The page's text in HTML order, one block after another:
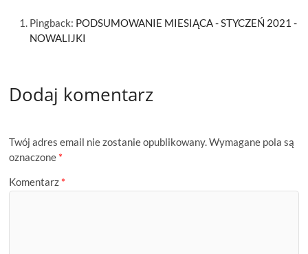
Pingback: PODSUMOWANIE MIESIĄCA - STYCZEŃ 2021 -
NOWALIJKI
Dodaj komentarz
Twój adres email nie zostanie opublikowany.Wymagane pola są
oznaczone *
Komentarz *